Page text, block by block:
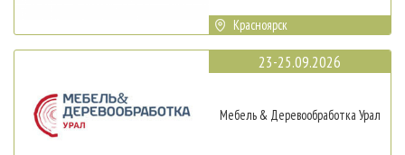
Красноярск
23-25.09.2026
Мебель & Деревообработка Урал